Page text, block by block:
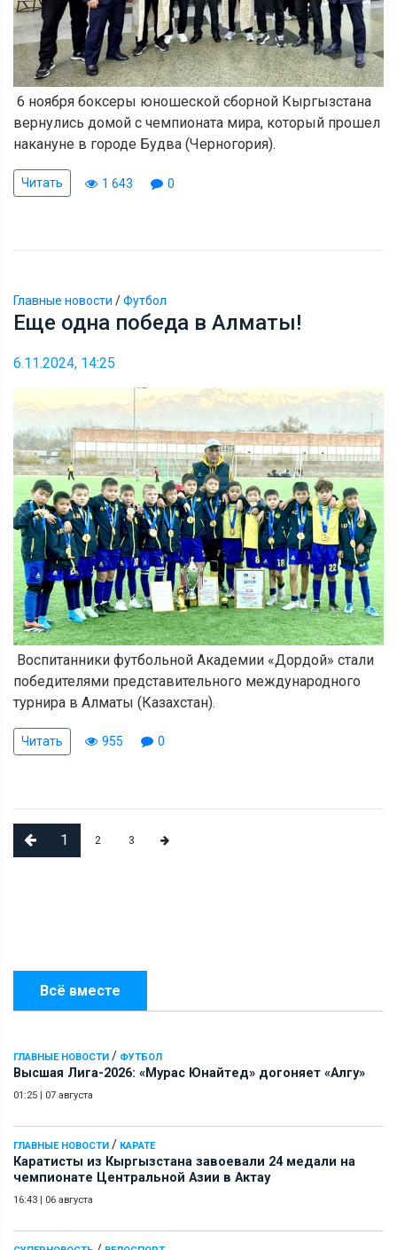
Всё вместе
ГЛАВНЫЕ НОВОСТИ / ФУТБОЛ
Высшая Лига-2026: «Мурас Юнайтед» догоняет «Алгу»
01:25 | 07 августа
ГЛАВНЫЕ НОВОСТИ / КАРАТЕ
Каратисты из Кыргызстана завоевали 24 медали на
чемпионате Центральной Азии в Актау
16:43 | 06 августа
6 ноября боксеры юношеской сборной Кыргызстана
вернулись домой с чемпионата мира, который прошел
накануне в городе Будва (Черногория).
Читать 1 643 0
Главные новости /Футбол
Еще одна победа в Алматы!
6.11.2024, 14:25
Воспитанники футбольной Академии «Дордой» стали
победителями представительного международного
турнира в Алматы (Казахстан).
Читать 955 0
1 2 3